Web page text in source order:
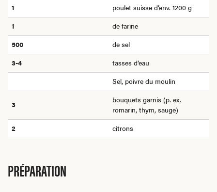
1
poulet suisse d’env. 1200 g
1
de farine
500
de sel
3-4
tasses d’eau
Sel, poivre du moulin
3
bouquets garnis (p. ex.
romarin, thym, sauge)
2
citrons
PRÉPARATION